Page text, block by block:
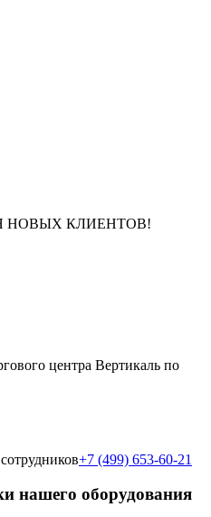
НОВЫХ КЛИЕНТОВ!
центра Вертикаль по
+7 (499) 653-60-21
нашего оборудования